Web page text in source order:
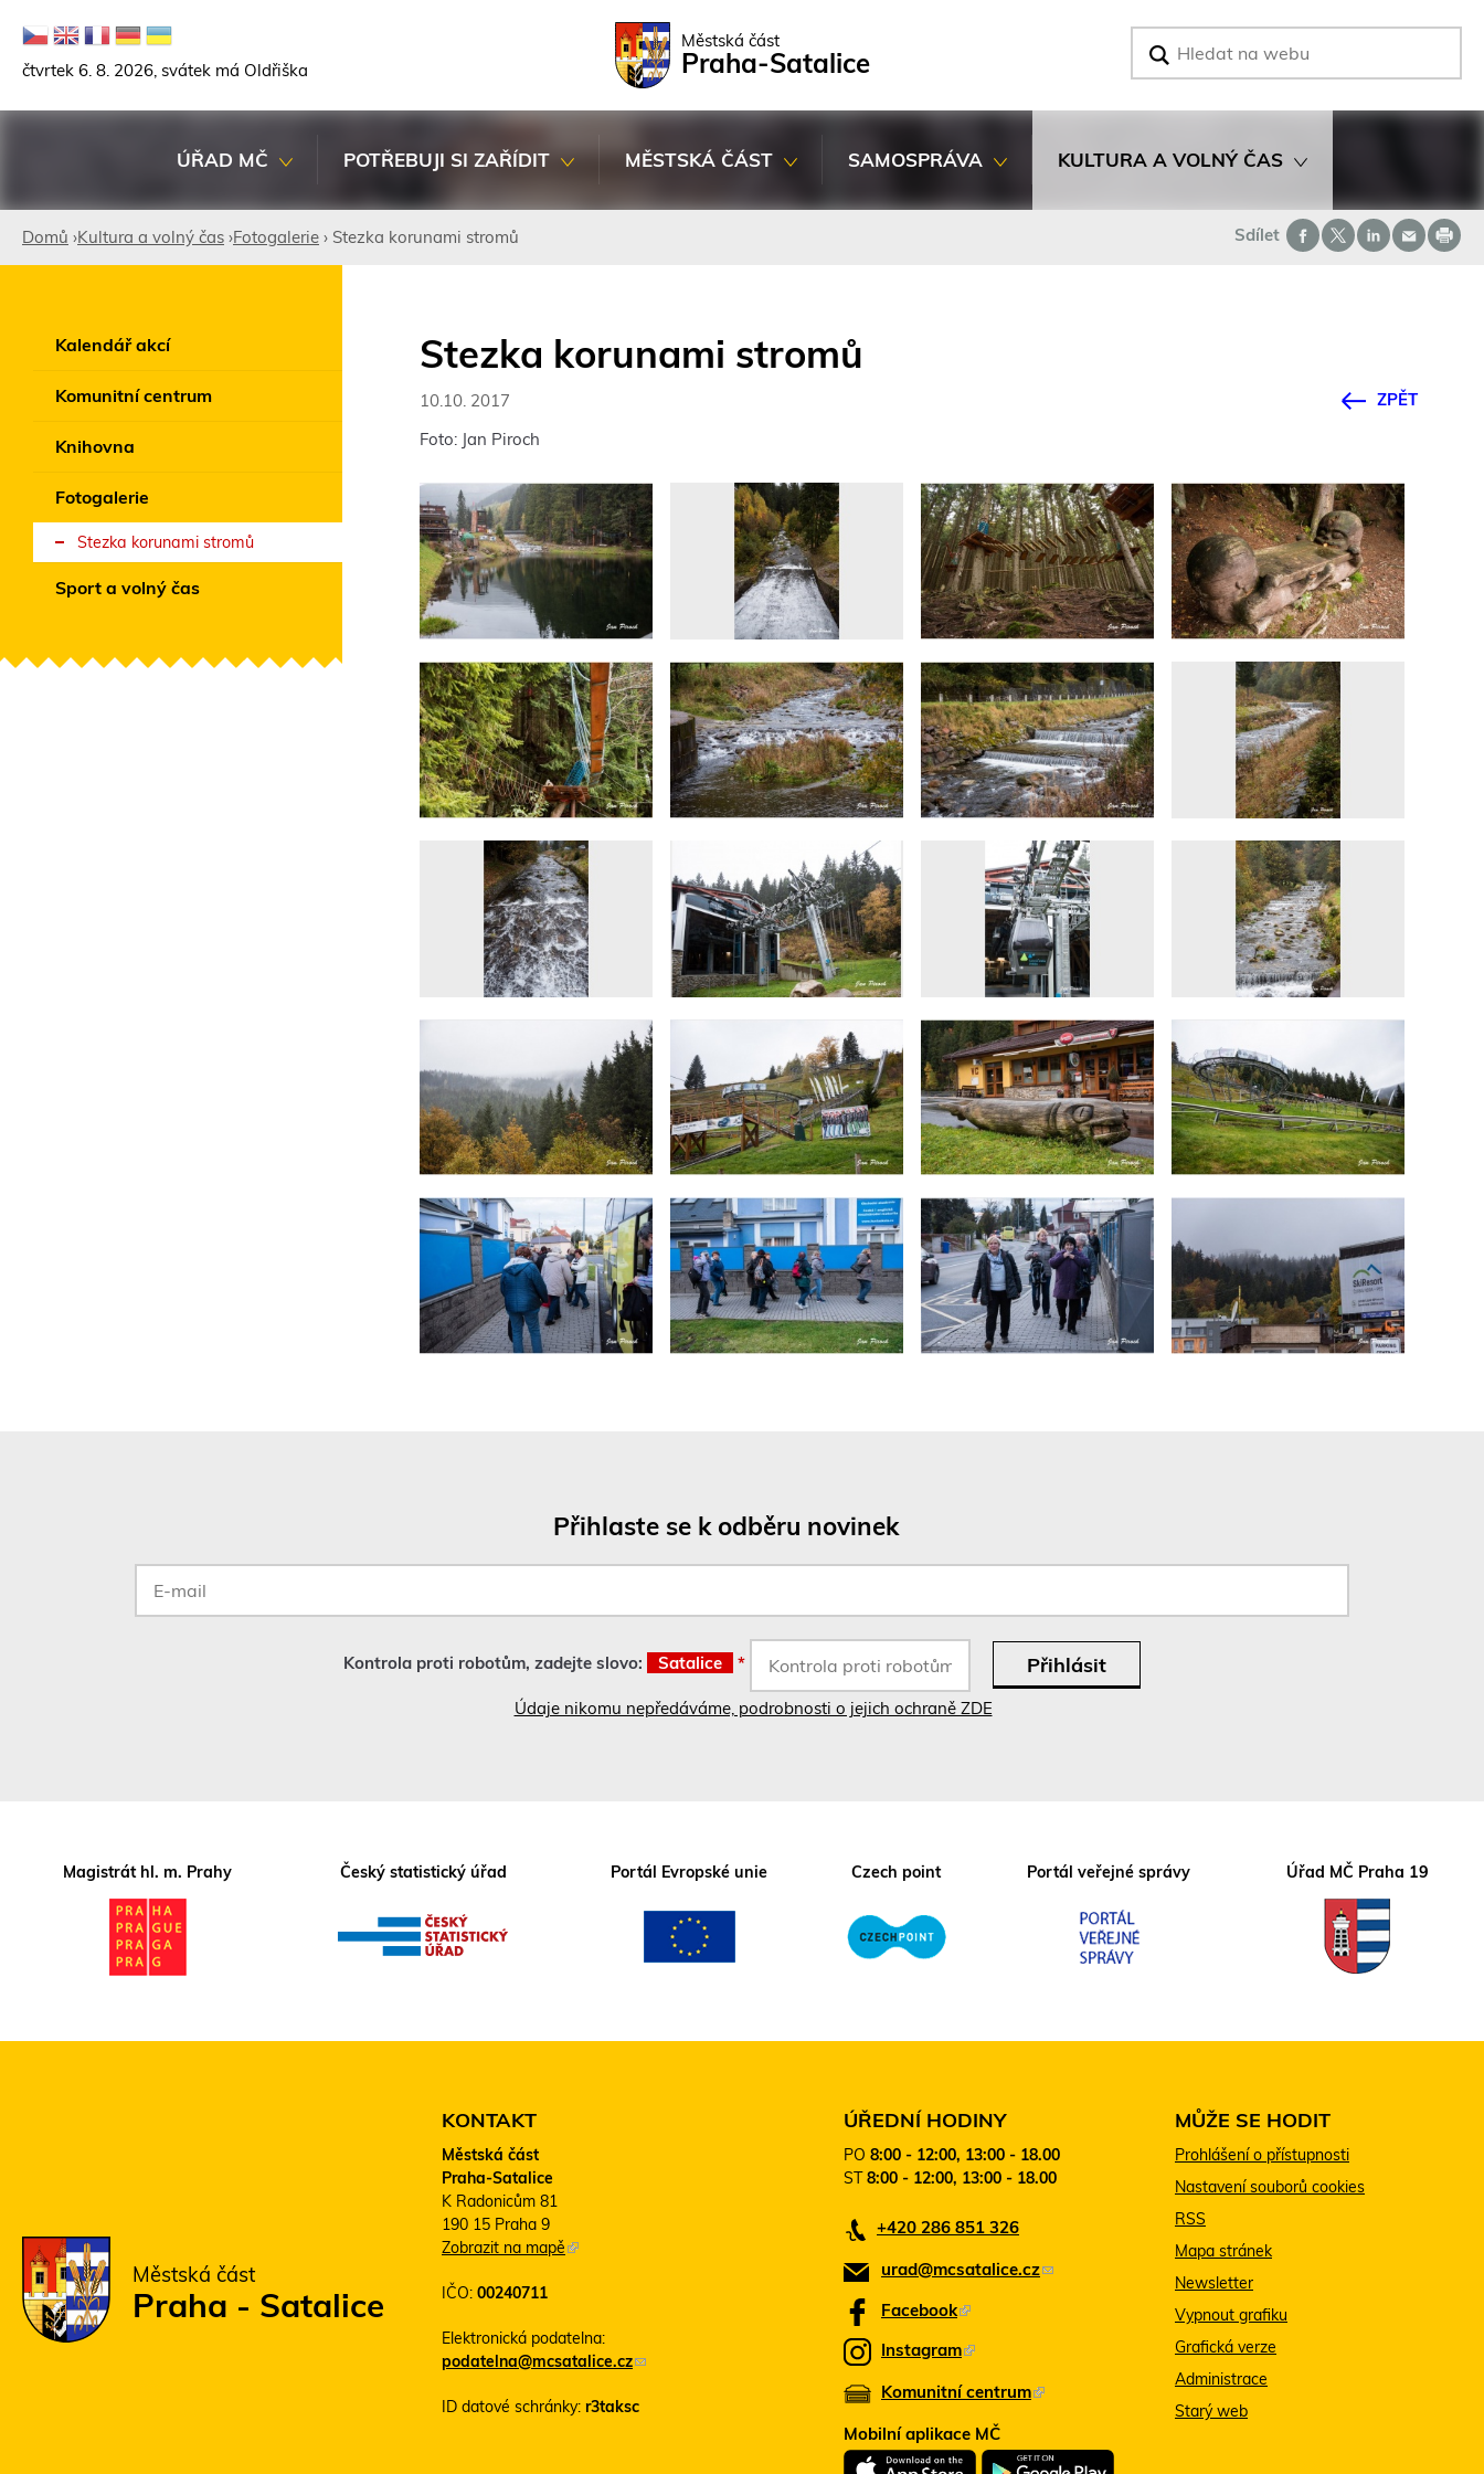
Rovnou na kontakt
čtvrtek 6. 8. 2026, svátek má Oldřiška
Městská část
Praha-Satalice
h
a
ÚŘAD MČ POTŘEBUJI SI ZAŘÍDIT MĚSTSKÁ ČÁST SAMOSPRÁVA KULTURA A VOLNÝ ČAS
Domů ›Kultura a volný čas ›Fotogalerie › Stezka korunami stromů Sdílet
Kalendář akcí
Komunitní centrum
Knihovna
Fotogalerie
Stezka korunami stromů
Sport a volný čas
Stezka korunami stromů
10.10. 2017
ZPĚT
Foto: Jan Piroch
Přihlaste se k odběru novinek
mail
*
Kontrola proti robotům, zadejte slovo: Satalice *
Údaje nikomu nepředáváme, podrobnosti o jejich ochraně ZDE
Magistrát hl. m. Prahy Český statistický úřad Portál Evropské unie Czech point Portál veřejné správy Úřad MČ Praha 19
Městská část
Praha - Satalice
KONTAKT
Městská část
Praha-Satalice
K Radonicům 81
190 15 Praha 9
Zobrazit na mapě(
t
o
d
IČO: 00240711
Elektronická podatelna:
podatelna@mcsatalice.cz(
d
ID datové schránky: r3taksc
ÚŘEDNÍ HODINY
PO 8:00 - 12:00, 13:00 - 18.00
ST8:00 - 12:00, 13:00 - 18.00
+420 286 851 326
urad@mcsatalice.cz(
a
o
Facebook(
n
o
Instagram(
T
n
Komunitní centrum(
e
Mobilní aplikace MČ
MŮŽE SE HODIT
Prohlášení o přístupnosti
Nastavení souborů cookies
RSS
Mapa stránek
Newsletter
Vypnout grafiku
Grafická verze
Administrace
Starý web